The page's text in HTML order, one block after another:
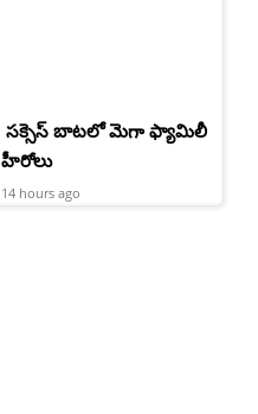
సక్సెస్ బాటలో మెగా ఫ్యామిలీ
హీరోలు
14 hours ago